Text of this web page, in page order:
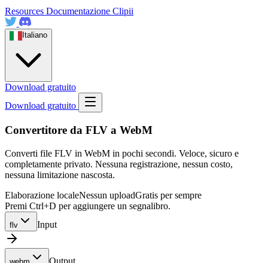
Resources Documentazione Clipii
Italiano
Download gratuito
Download gratuito
Convertitore da FLV a WebM
Converti file FLV in WebM in pochi secondi. Veloce, sicuro e
completamente privato. Nessuna registrazione, nessun costo,
nessuna limitazione nascosta.
Elaborazione localeNessun uploadGratis per sempre
Premi Ctrl+D per aggiungere un segnalibro.
flv Input
Output